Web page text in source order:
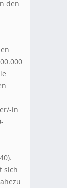
den
in
sich